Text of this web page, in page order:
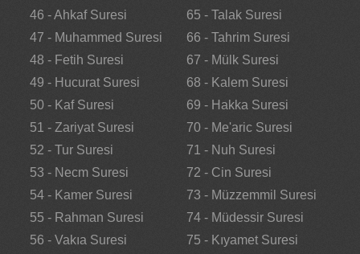
46 - Ahkaf Suresi
47 - Muhammed Suresi
48 - Fetih Suresi
49 - Hucurat Suresi
50 - Kaf Suresi
51 - Zariyat Suresi
52 - Tur Suresi
53 - Necm Suresi
54 - Kamer Suresi
55 - Rahman Suresi
56 - Vakıa Suresi
65 - Talak Suresi
66 - Tahrim Suresi
67 - Mülk Suresi
68 - Kalem Suresi
69 - Hakka Suresi
70 - Me'aric Suresi
71 - Nuh Suresi
72 - Cin Suresi
73 - Müzzemmil Suresi
74 - Müdessir Suresi
75 - Kıyamet Suresi